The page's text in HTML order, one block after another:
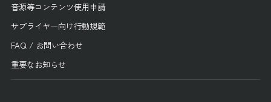
音源等コンテンツ使用申請
サプライヤー向け行動規範
FAQ / お問い合わせ
重要なお知らせ